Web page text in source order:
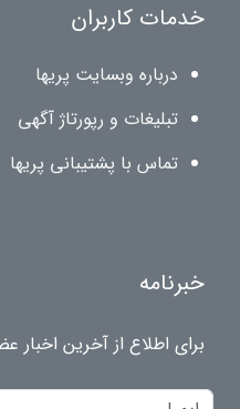
خدمات کاربران
درباره وبسایت پریها
تبلیغات و رپورتاژ آگهی
تماس با پشتیبانی پریها
خبرنامه
برای اطلاع از آخرین اخبار